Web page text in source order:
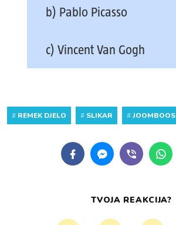
b) Pablo Picasso
c) Vincent Van Gogh
# REMEK DJELO # SLIKAR #JOOMBOOS
TVOJA REAKCIJA?